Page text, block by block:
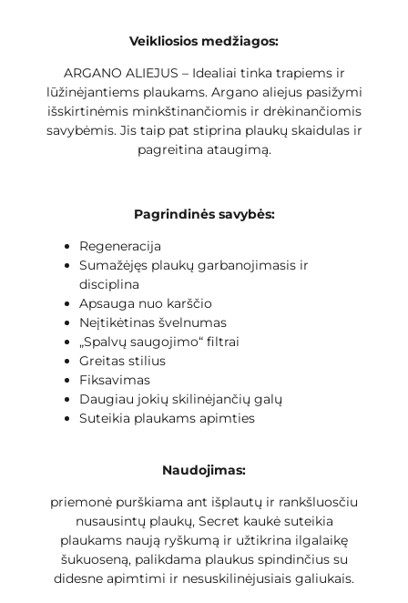
Veikliosios medžiagos:
ARGANO ALIEJUS – Idealiai tinka trapiems ir
lūžinėjantiems plaukams. Argano aliejus pasižymi
išskirtinėmis minkštinančiomis ir drėkinančiomis
savybėmis. Jis taip pat stiprina plaukų skaidulas ir
pagreitina ataugimą.
Pagrindinės savybės:
Regeneracija
Sumažėjęs plaukų garbanojimasis ir
disciplina
Apsauga nuo karščio
Neįtikėtinas švelnumas
„Spalvų saugojimo“ filtrai
Greitas stilius
Fiksavimas
Daugiau jokių skilinėjančių galų
Suteikia plaukams apimties
Naudojimas:
priemonė purškiama ant išplautų ir rankšluosčiu
nusausintų plaukų, Secret kaukė suteikia
plaukams naują ryškumą ir užtikrina ilgalaikę
šukuoseną, palikdama plaukus spindinčius su
didesne apimtimi ir nesuskilinėjusiais galiukais.